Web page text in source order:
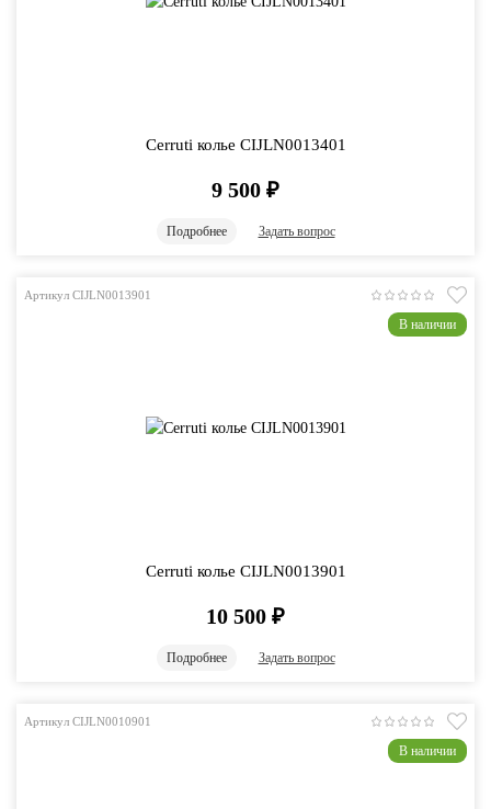
Cerruti колье CIJLN0013401
9 500 ₽
Подробнее Задать вопрос
Артикул CIJLN0013901
В наличии
Cerruti колье CIJLN0013901
10 500 ₽
Подробнее Задать вопрос
Артикул CIJLN0010901
В наличии